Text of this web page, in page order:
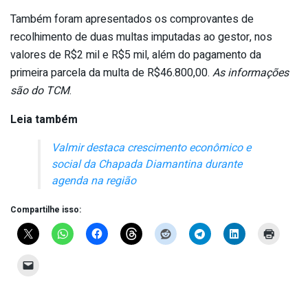
Também foram apresentados os comprovantes de
recolhimento de duas multas imputadas ao gestor, nos
valores de R$2 mil e R$5 mil, além do pagamento da
primeira parcela da multa de R$46.800,00. As informações
são do TCM.
Leia também
Valmir destaca crescimento econômico e
social da Chapada Diamantina durante
agenda na região
Compartilhe isso: